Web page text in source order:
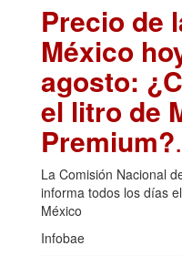
Precio de
México
agosto:
el litro de
Premium?
La Comisión Nacional
informa todos los días
México
Infobae